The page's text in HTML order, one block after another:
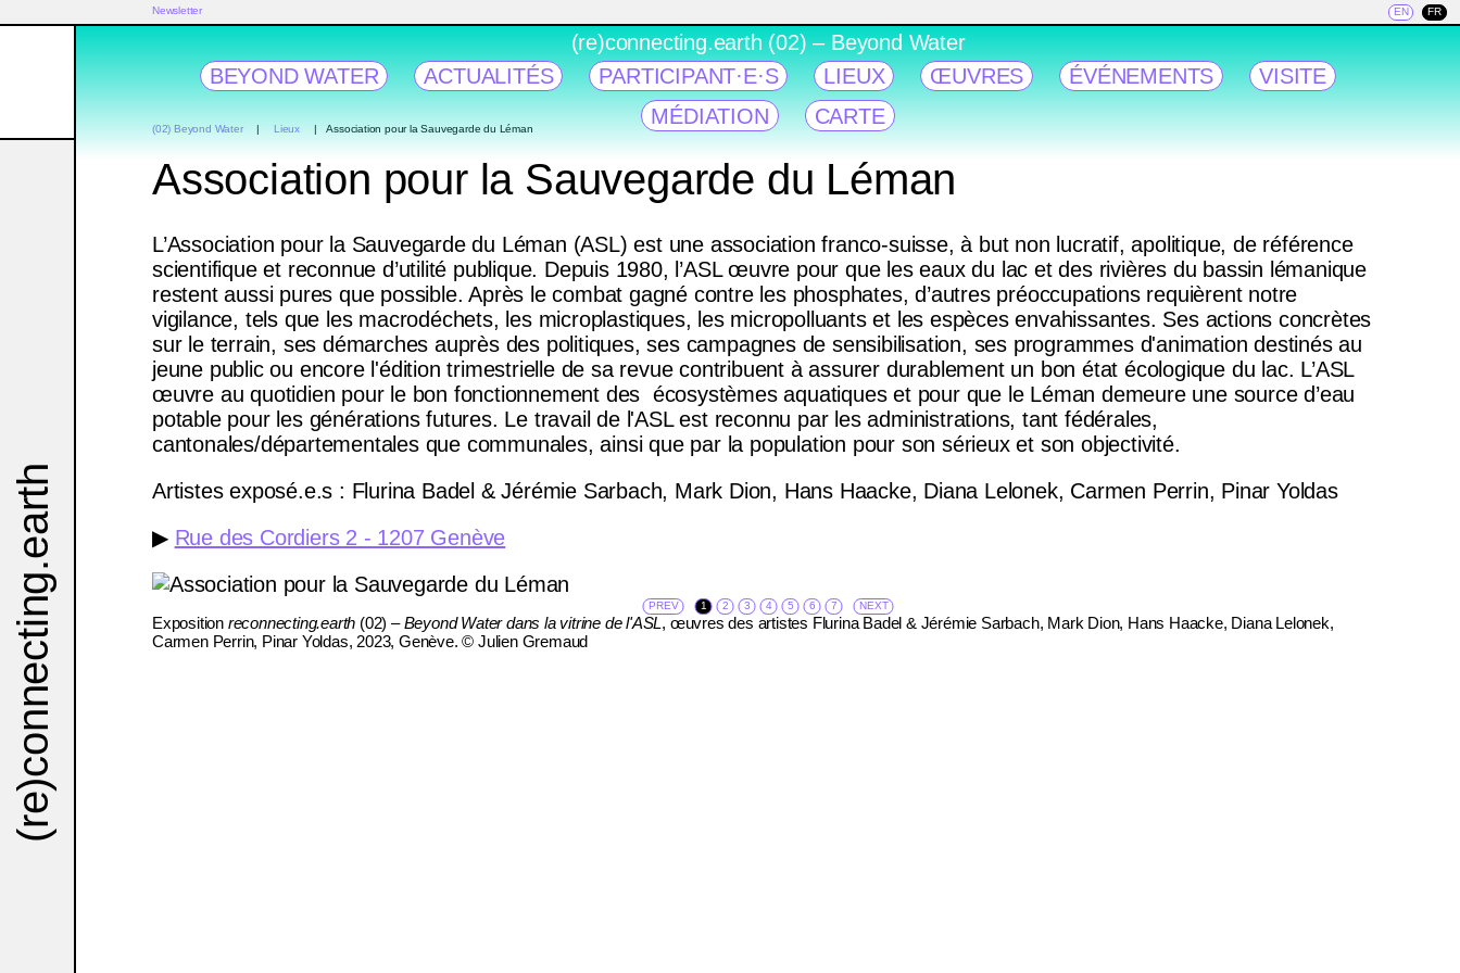
Newsletter EN FR
(re)connecting
.earth
(02) Beyond Water Lieux Association pour la Sauvegarde du Léman
(re)connecting.earth (02) – Beyond Water
BEYOND WATER
ACTUALITÉS PARTICIPANT·E·S LIEUX ŒUVRES ÉVÉNEMENTS
VISITE
MÉDIATION
CARTE
Association pour la Sauvegarde du Léman
L’Association pour la Sauvegarde du Léman (ASL) est une association franco-suisse, à but non lucratif, apolitique, de référence
scientifique et reconnue d’utilité publique. Depuis 1980, l’ASL œuvre pour que les eaux du lac et des rivières du bassin lémanique
restent aussi pures que possible. Après le combat gagné contre les phosphates, d’autres préoccupations requièrent notre
vigilance, tels que les macrodéchets, les microplastiques, les micropolluants et les espèces envahissantes. Ses actions concrètes
sur le terrain, ses démarches auprès des politiques, ses campagnes de sensibilisation, ses programmes d'animation destinés au
jeune public ou encore l'édition trimestrielle de sa revue contribuent à assurer durablement un bon état écologique du lac. L’ASL
œuvre au quotidien pour le bon fonctionnement des écosystèmes aquatiques et pour que le Léman demeure une source d’eau
potable pour les générations futures. Le travail de l'ASL est reconnu par les administrations, tant fédérales,
cantonales/départementales que communales, ainsi que par la population pour son sérieux et son objectivité.
Artistes exposé.e.s : Flurina Badel & Jérémie Sarbach, Mark Dion, Hans Haacke, Diana Lelonek, Carmen Perrin, Pinar Yoldas
▶ Rue des Cordiers 2 - 1207 Genève
PREV 1 2 3 4 5 6 7 NEXT
Exposition reconnecting.earth (02) – Beyond Water dans la vitrine de l'ASL, œuvres des artistes Flurina Badel & Jérémie Sarbach, Mark Dion, Hans Haacke, Diana Lelonek,
Carmen Perrin, Pinar Yoldas, 2023, Genève. © Julien Gremaud